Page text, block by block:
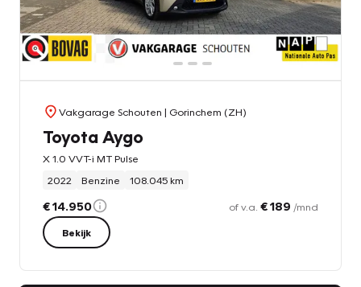
Vakgarage Schouten | Gorinchem (ZH)
Toyota Aygo
X 1.0 VVT-i MT Pulse
2022
Benzine 108.045 km
€ 14.950 of v.a. € 189 /mnd
Bekijk